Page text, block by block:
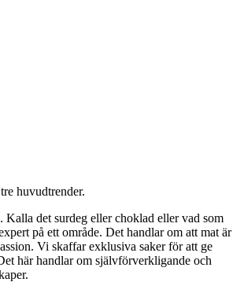
huvudtrender.
Kalla det surdeg eller choklad eller vad som
på ett område. Det handlar om att mat är
Vi skaffar exklusiva saker för att ge
här handlar om självförverkligande och